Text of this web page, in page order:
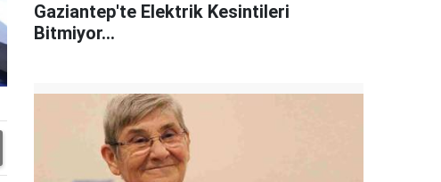
Gaziantep'te Elektrik Kesintileri
Bitmiyor...